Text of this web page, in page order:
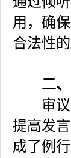
用，确
合法性
二
审议是
提高发
成了例